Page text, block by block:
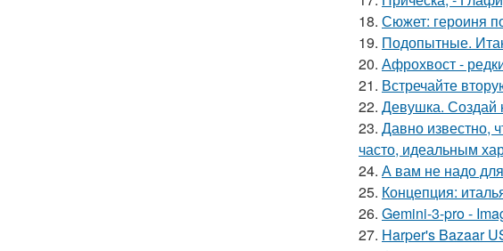
18. Сюжет: героиня
19. Подопытные.
20. Афрохвост -
21. Встречайте
22. Девушка. Создай
23. Давно известно,
часто, идеальным
24. А вам не надо
25. Концепция:
26. Gemini-3-pro -
27. Harper's Bazaar